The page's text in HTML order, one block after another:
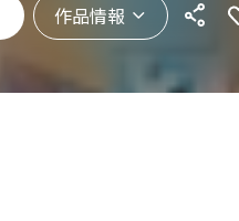
作品情報